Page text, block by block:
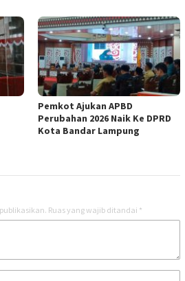
Pemkot Ajukan APBD
Perubahan 2026 Naik Ke DPRD
Kota Bandar Lampung
Ruas yang wajib ditandai *